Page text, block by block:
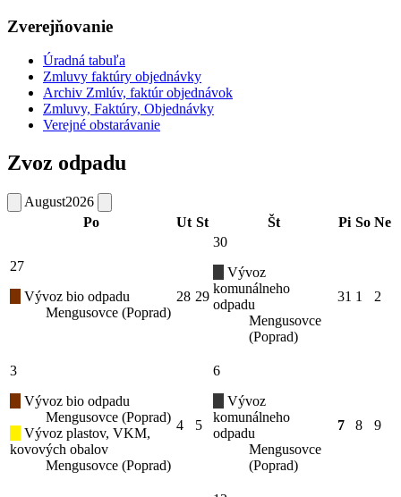
Zverejňovanie
Úradná tabuľa
Zmluvy faktúry objednávky
Archiv Zmlúv, faktúr objednávok
Zmluvy, Faktúry, Objednávky
Verejné obstarávanie
Zvoz odpadu
August2026
Po
Ut St Št Pi So Ne
27
Vývoz bio odpadu
Mengusovce (Poprad)
28 29
30
Vývoz
komunálneho
odpadu
Mengusovce
(Poprad)
31 1 2
3
Vývoz bio odpadu
Mengusovce (Poprad)
Vývoz plastov, VKM,
kovových obalov
Mengusovce (Poprad)
4 5
6
Vývoz
komunálneho
odpadu
Mengusovce
(Poprad)
7 8 9